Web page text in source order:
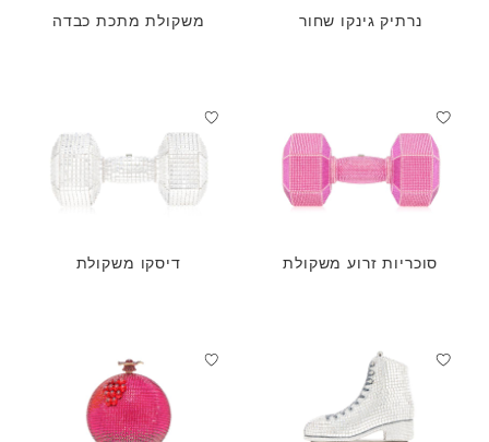
נרתיק גינקו שחור משקולת מתכת כבדה
סוכריות זרוע משקולת דיסקו משקולת